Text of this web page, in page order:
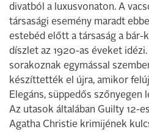
divatból a luxusvonaton. A
társasági esemény maradt
estebéd előtt a társaság a bár-
díszlet az 1920-as éveket
sorakoznak egymással
készíttették el újra, amikor
Elegáns, süppedős szőnyegen
Az utasok általában Guilty 12-
Agatha Christie krimijének